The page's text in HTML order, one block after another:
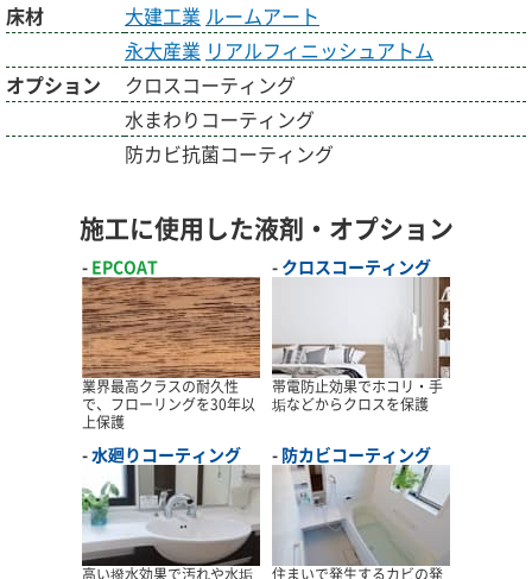
床材
大建工業 ルームアート
永大産業 リアルフィニッシュアトム
オプション
クロスコーティング
水まわりコーティング
防カビ抗菌コーティング
施工に使用した液剤・オプション
EPCOAT
業界最高クラスの耐久性
で、フローリングを30年以
上保護
クロスコーティング
帯電防止効果でホコリ・手
垢などからクロスを保護
水廻りコーティング
高い撥水効果で汚れや水垢
防カビコーティング
住まいで発生するカビの発